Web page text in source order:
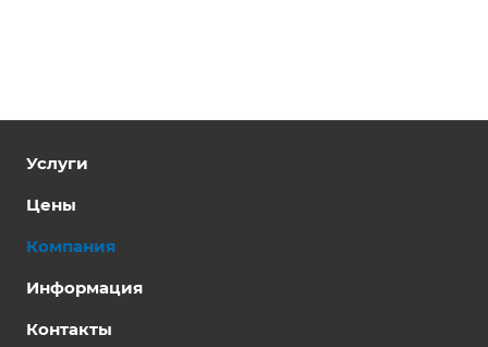
Услуги
Цены
Компания
Информация
Контакты